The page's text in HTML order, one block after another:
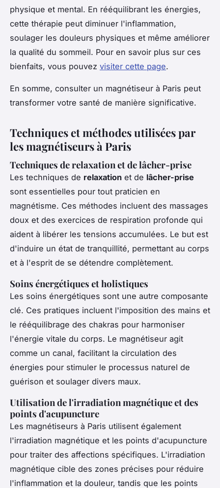
physique et mental. En rééquilibrant les énergies,
cette thérapie peut diminuer l'inflammation,
soulager les douleurs physiques et même améliorer
la qualité du sommeil. Pour en savoir plus sur ces
bienfaits, vous pouvez visiter cette page.
En somme, consulter un magnétiseur à Paris peut
transformer votre santé de manière significative.
Techniques et méthodes utilisées par
les magnétiseurs à Paris
Techniques de relaxation et de lâcher-prise
Les techniques de relaxation et de lâcher-prise
sont essentielles pour tout praticien en
magnétisme. Ces méthodes incluent des massages
doux et des exercices de respiration profonde qui
aident à libérer les tensions accumulées. Le but est
d'induire un état de tranquillité, permettant au corps
et à l'esprit de se détendre complètement.
Soins énergétiques et holistiques
Les soins énergétiques sont une autre composante
clé. Ces pratiques incluent l'imposition des mains et
le rééquilibrage des chakras pour harmoniser
l'énergie vitale du corps. Le magnétiseur agit
comme un canal, facilitant la circulation des
énergies pour stimuler le processus naturel de
guérison et soulager divers maux.
Utilisation de l'irradiation magnétique et des
points d'acupuncture
Les magnétiseurs à Paris utilisent également
l'irradiation magnétique et les points d'acupuncture
pour traiter des affections spécifiques. L'irradiation
magnétique cible des zones précises pour réduire
l'inflammation et la douleur, tandis que les points